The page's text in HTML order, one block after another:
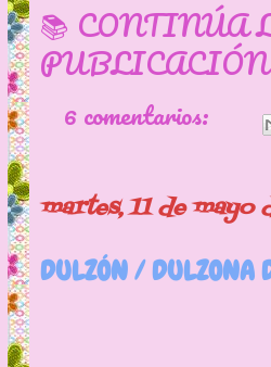
📚 CONTINÚA
6 comentarios:
martes, 11 de mayo
DULZÓN / DULZONA